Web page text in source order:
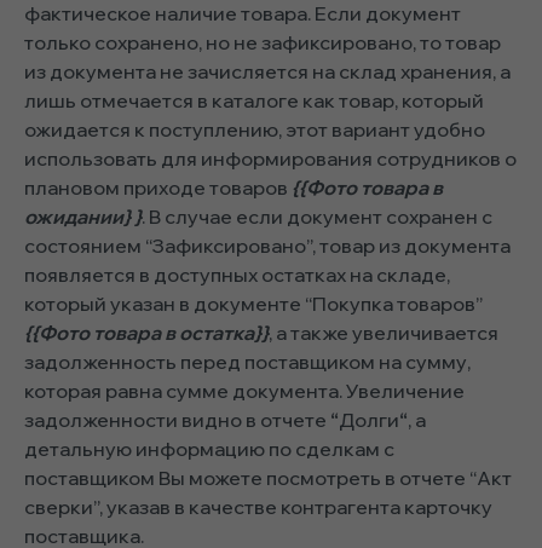
фактическое наличие товара. Если документ
только сохранено, но не зафиксировано, то товар
из документа не зачисляется на склад хранения, а
лишь отмечается в каталоге как товар, который
ожидается к поступлению, этот вариант удобно
использовать для информирования сотрудников о
плановом приходе товаров {{Фото товара в
ожидании} }. В случае если документ сохранен с
состоянием “Зафиксировано”, товар из документа
появляется в доступных остатках на складе,
который указан в документе “Покупка товаров”
{{Фото товара в остатка}}, а также увеличивается
задолженность перед поставщиком на сумму,
которая равна сумме документа. Увеличение
задолженности видно в отчете “Долги“, а
детальную информацию по сделкам с
поставщиком Вы можете посмотреть в отчете “Акт
сверки”, указав в качестве контрагента карточку
поставщика.